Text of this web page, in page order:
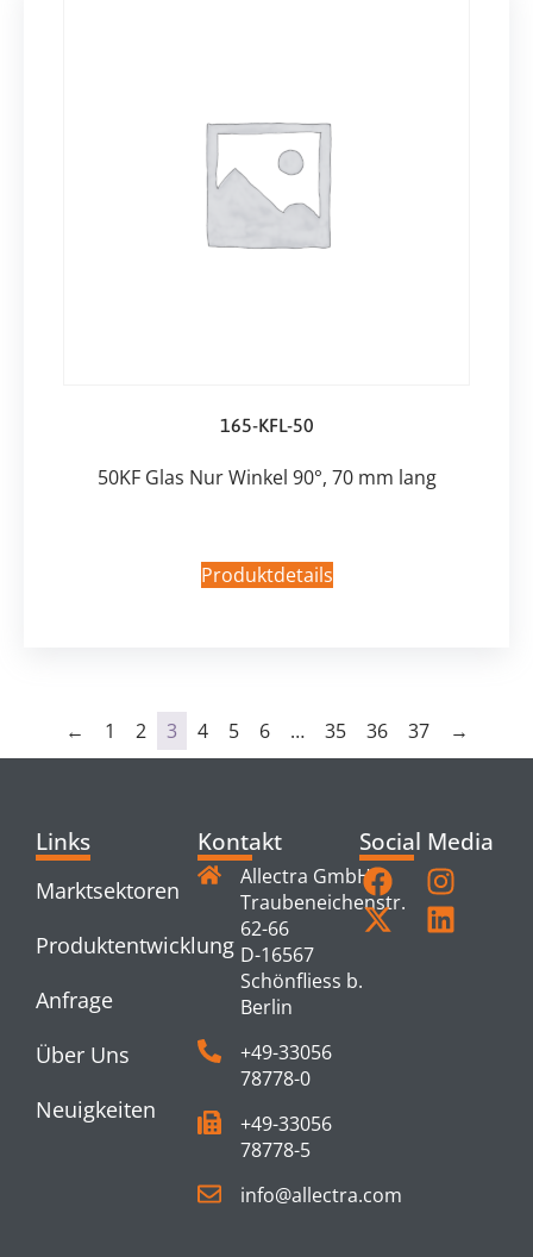
165-KFL-50
50KF Glas Nur Winkel 90°, 70 mm lang
Produktdetails
← 1 2 3 4 5 6 … 35 36 37 →
Links
Marktsektoren
Produktentwicklung
Anfrage
Über Uns
Neuigkeiten
Kontakt
Allectra GmbH
Traubeneichenstr.
62-66
D-16567
Schönfliess b.
Berlin
+49-33056
78778-0
+49-33056
78778-5
info@allectra.com
Social Media